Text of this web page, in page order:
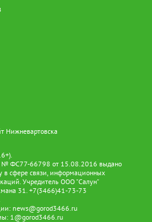
Нижневартовска
№ ФС77-66798 от 15.08.2016 выдано
в сфере связи, информационных
Учредитель ООО "Салун"
31. +7(3466)41-73-73
news@gorod3466.ru
1@gorod3466.ru